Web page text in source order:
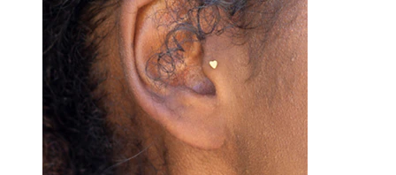
Labrete
Mēle
Deguns
Tragus
Stienītis
Rook